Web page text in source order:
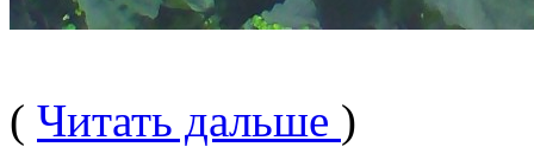
( Читать дальше )